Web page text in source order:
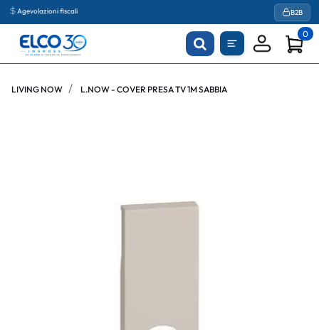
Agevolazioni fiscali B2B
0
LIVING NOW L.NOW - COVER PRESA TV 1M SABBIA